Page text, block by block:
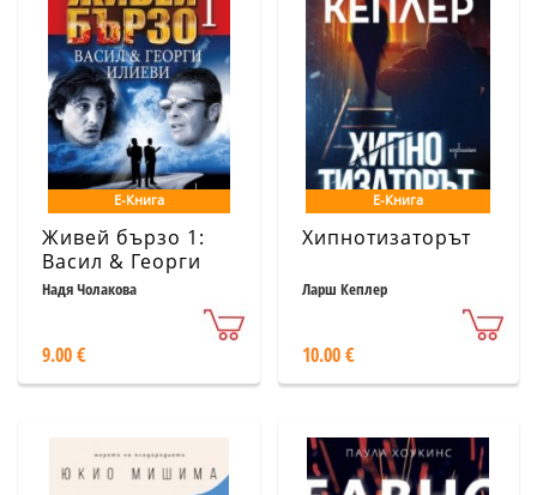
Е-Книга
Живей бързо 1:
Васил & Георги
Илиеви
Надя Чолакова
9.00 €
Е-Книга
Хипнотизаторът
Ларш Кеплер
10.00 €